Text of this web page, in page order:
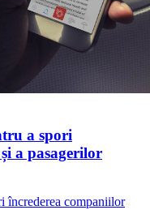
a spori
a pasagerilor
încrederea companiilor